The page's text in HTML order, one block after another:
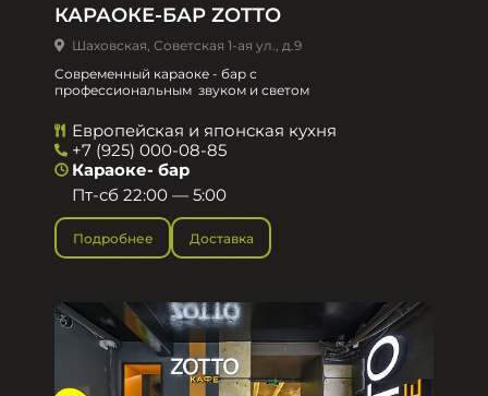
КАРАОКЕ-БАР ZOTTO
Шаховская, Советская 1-ая ул., д.9
Современный караоке - бар с
профессиональным звуком и светом
Европейская и японская кухня
+7 (925) 000-08-85
Караоке- бар
Пт-сб 22:00 — 5:00
Подробнее Доставка